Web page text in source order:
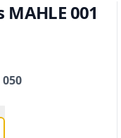
001
050